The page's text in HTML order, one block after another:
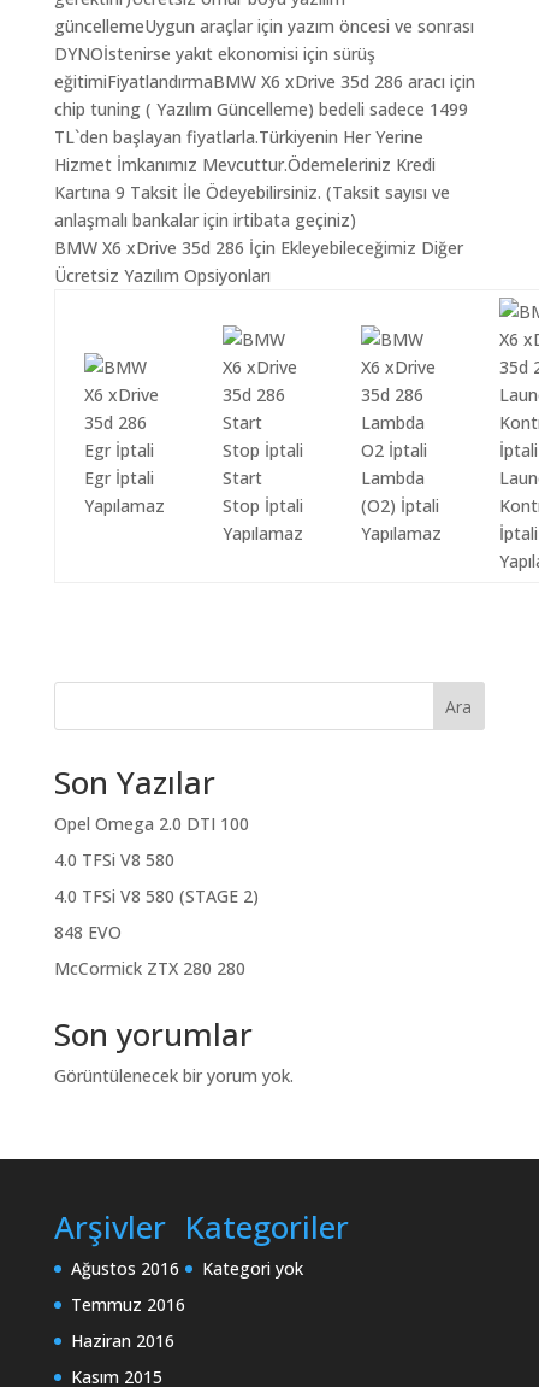
güncellemeUygun araçlar için yazım öncesi ve sonrası
DYNOİstenirse yakıt ekonomisi için sürüş
eğitimiFiyatlandırmaBMW X6 xDrive 35d 286 aracı için
chip tuning ( Yazılım Güncelleme) bedeli sadece 1499
TL`den başlayan fiyatlarla.Türkiyenin Her Yerine
Hizmet İmkanımız Mevcuttur.Ödemeleriniz Kredi
Kartına 9 Taksit İle Ödeyebilirsiniz. (Taksit sayısı ve
anlaşmalı bankalar için irtibata geçiniz)
BMW X6 xDrive 35d 286 İçin Ekleyebileceğimiz Diğer
Ücretsiz Yazılım Opsiyonları
Egr İptali
Yapılamaz
Start
Stop İptali
Yapılamaz
Lambda
(O2) İptali
Yapılamaz
İptali
Ara
Son Yazılar
Opel Omega 2.0 DTI 100
4.0 TFSi V8 580
4.0 TFSi V8 580 (STAGE 2)
848 EVO
McCormick ZTX 280 280
Son yorumlar
Görüntülenecek bir yorum yok.
Arşivler
Ağustos 2016
Temmuz 2016
Haziran 2016
Kasım 2015
Kategoriler
Kategori yok